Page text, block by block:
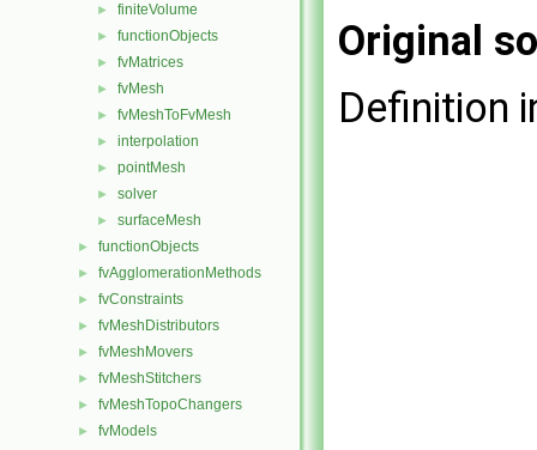
► finiteVolume
► functionObjects
► fvMatrices
► fvMesh
► fvMeshToFvMesh
► interpolation
► pointMesh
► solver
► surfaceMesh
► functionObjects
► fvAgglomerationMethods
► fvConstraints
► fvMeshDistributors
► fvMeshMovers
► fvMeshStitchers
► fvMeshTopoChangers
► fvModels
Original
Definition